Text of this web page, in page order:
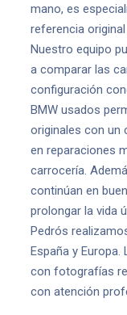
mano, es
referencia
Nuestro equipo
a comparar las
configuración
BMW usados
originales con un
en reparaciones
carrocería.
continúan en
prolongar la vida
Pedrós
España y
con fotografías
con atención